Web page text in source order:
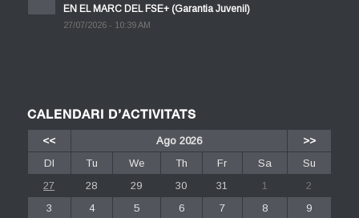
EN EL MARC DEL FSE+ (Garantia Juvenil)
27/07/2026 - 10:39 AM
CALENDARI D’ACTIVITATS
<< Ago 2026
>>
Dl
Tu We Th Fr Sa
Su
27
28 29 30 31 1
2
3
4 5 6 7 8
9